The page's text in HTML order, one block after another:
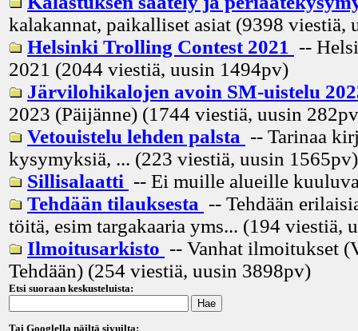
kalakannat, paikalliset asiat (9398 viestiä,
Helsinki Trolling Contest 2021 --
2021 (2044 viestiä, uusin 1494pv)
Järvilohikalojen avoin SM-uistelu
2023 (Päijänne) (1744 viestiä, uusin 282pv
Vetouistelu lehden palsta -- Tarinaa
kysymyksiä, ... (223 viestiä, uusin 1565pv)
Sillisalaatti -- Ei muille alueille
Tehdään tilauksesta -- Tehdään
töitä, esim targakaaria yms... (194 viestiä,
Ilmoitusarkisto -- Vanhat ilmoitukset
Tehdään) (254 viestiä, uusin 3898pv)
Etsi suoraan keskusteluista:
Tai Googlella näiltä sivuilta: